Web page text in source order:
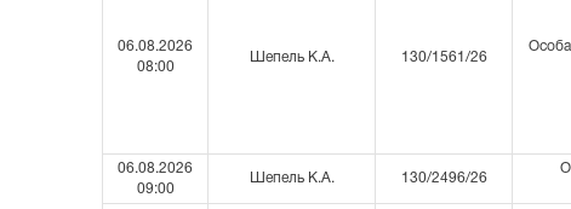
06.08.2026
08:00
Шепель К.А. 130/1561/26
06.08.2026
09:00
Шепель К.А. 130/2496/26